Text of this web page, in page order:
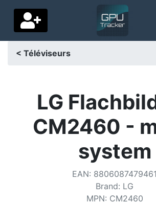
Pays de livraison
Accueil
< Téléviseurs
LG
CM2460 -
system
EAN: 8806087479461
Brand: LG
MPN: CM2460